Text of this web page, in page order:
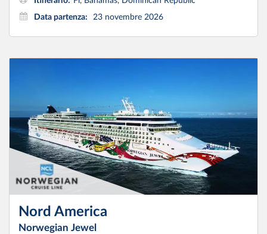
Data partenza:
23 novembre 2026
Nord America
Norwegian Jewel